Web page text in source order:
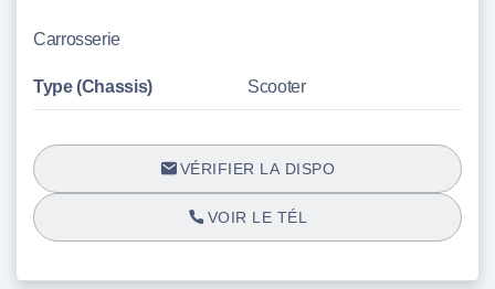
Carrosserie
Type (Chassis) Scooter
VÉRIFIER LA DISPO
VOIR LE TÉL